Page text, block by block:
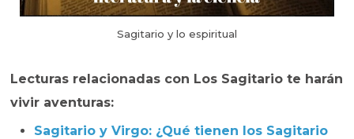
Sagitario y lo espiritual
Lecturas relacionadas con Los Sagitario te harán
vivir aventuras:
Sagitario y Virgo: ¿Qué tienen los Sagitario